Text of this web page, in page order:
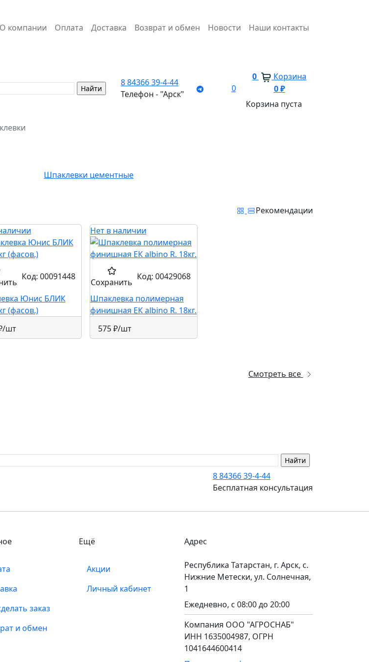
О компании Оплата Доставка Возврат и обмен Новости Наши контакты
8 84366 39-4-44
Телефон - "Арск"
0
0
Корзина
0₽
Корзина пуста
Шпаклевки цементные
Рекомендации
Код: 00091448
Юнис БЛИК
(фасов.)
/шт
Нет в наличии
Сохранить
Код: 00429068
Шпаклевка полимерная
финишная ЕК albino R. 18кг.
575 ₽/шт
Смотреть все
8 84366 39-4-44
Бесплатная консультация
заказ
и обмен
Ещё
Акции
Личный кабинет
Адрес
Республика Татарстан, г. Арск, с.
Нижние Метески, ул. Солнечная,
1
Ежедневно, с 08:00 до 20:00
Компания ООО "АГРОСНАБ"
ИНН 1635004987, ОГРН
1041644600414